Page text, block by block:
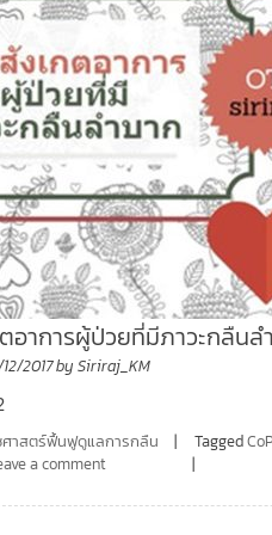
อาการผู้ป่วยที่มีภาวะกลืนล
12/2017bySiriraj_KM
ศาสตร์ฟื้นฟูดูแลการกลืน Tagged
a comment